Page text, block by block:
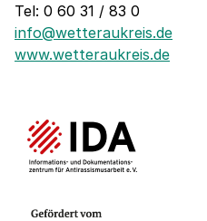
Tel: 0 60 31 / 83 0
info@wetteraukreis.de
www.wetteraukreis.de